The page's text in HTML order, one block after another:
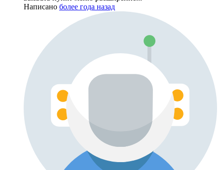
Написано более года назад